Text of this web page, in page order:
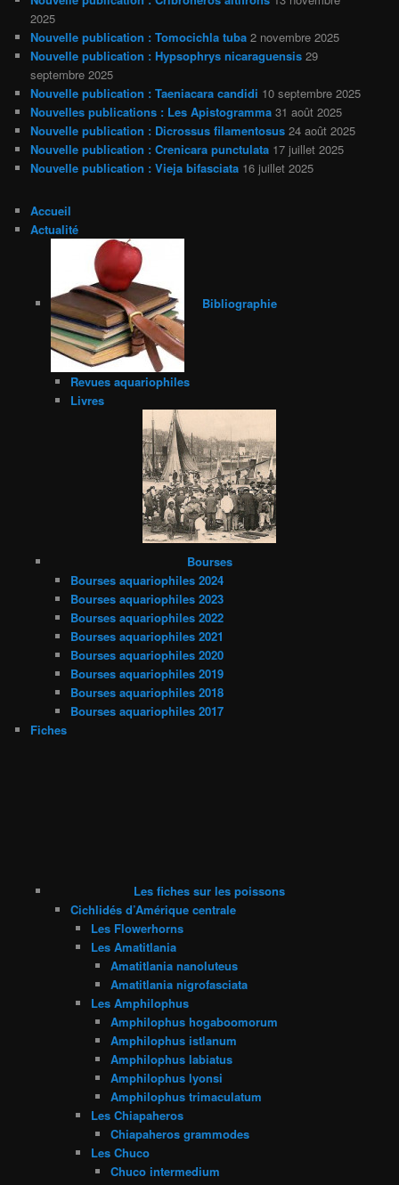
2025
Nouvelle publication : Tomocichla tuba 2 novembre 2025
Nouvelle publication : Hypsophrys nicaraguensis 29
septembre 2025
Nouvelle publication : Taeniacara candidi 10 septembre 2025
Nouvelles publications : Les Apistogramma 31 août 2025
Nouvelle publication : Dicrossus filamentosus 24 août 2025
Nouvelle publication : Crenicara punctulata 17 juillet 2025
Nouvelle publication : Vieja bifasciata 16 juillet 2025
Accueil
Actualité
Bibliographie
Revues aquariophiles
Livres
Bourses
Bourses aquariophiles 2024
Bourses aquariophiles 2023
Bourses aquariophiles 2022
Bourses aquariophiles 2021
Bourses aquariophiles 2020
Bourses aquariophiles 2019
Bourses aquariophiles 2018
Bourses aquariophiles 2017
Fiches
Les fiches sur les poissons
Cichlidés d’Amérique centrale
Les Flowerhorns
Les Amatitlania
Amatitlania nanoluteus
Amatitlania nigrofasciata
Les Amphilophus
Amphilophus hogaboomorum
Amphilophus istlanum
Amphilophus labiatus
Amphilophus lyonsi
Amphilophus trimaculatum
Les Chiapaheros
Chiapaheros grammodes
Les Chuco
Chuco intermedium